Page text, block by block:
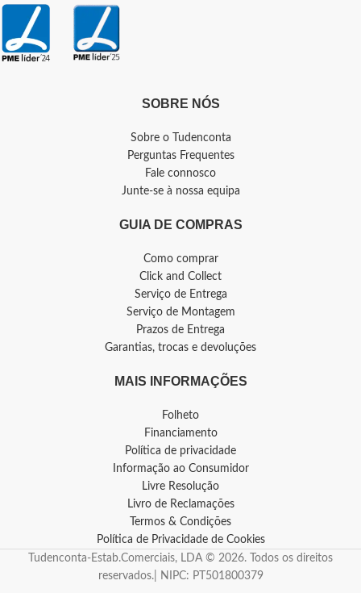
SOBRE NÓS
Sobre o Tudenconta
Perguntas Frequentes
Fale connosco
Junte-se à nossa equipa
GUIA DE COMPRAS
Como comprar
Click and Collect
Serviço de Entrega
Serviço de Montagem
Prazos de Entrega
Garantias, trocas e devoluções
MAIS INFORMAÇÕES
Folheto
Financiamento
Política de privacidade
Informação ao Consumidor
Livre Resolução
Livro de Reclamações
Termos & Condições
Política de Privacidade de Cookies
Tudenconta-Estab.Comerciais, LDA © 2026. Todos os direitos
reservados.| NIPC: PT501800379